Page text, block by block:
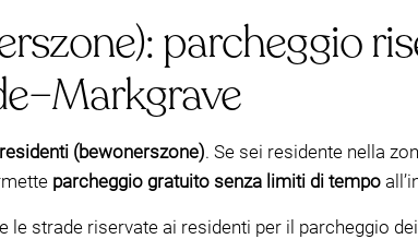
parcheggio
(bewonerszone). Se sei residente nella
parcheggio gratuito senza limiti di tempo
le strade riservate ai residenti per il parcheggio